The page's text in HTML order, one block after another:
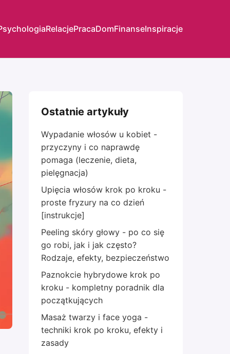
RelacjePracaDomFinanseInspiracje
Ostatnie artykuły
Wypadanie włosów u kobiet -
przyczyny i co naprawdę
pomaga (leczenie, dieta,
pielęgnacja)
Upięcia włosów krok po kroku -
proste fryzury na co dzień
[instrukcje]
Peeling skóry głowy - po co się
go robi, jak i jak często?
Rodzaje, efekty, bezpieczeństwo
Paznokcie hybrydowe krok po
kroku - kompletny poradnik dla
początkujących
Masaż twarzy i face yoga -
techniki krok po kroku, efekty i
zasady